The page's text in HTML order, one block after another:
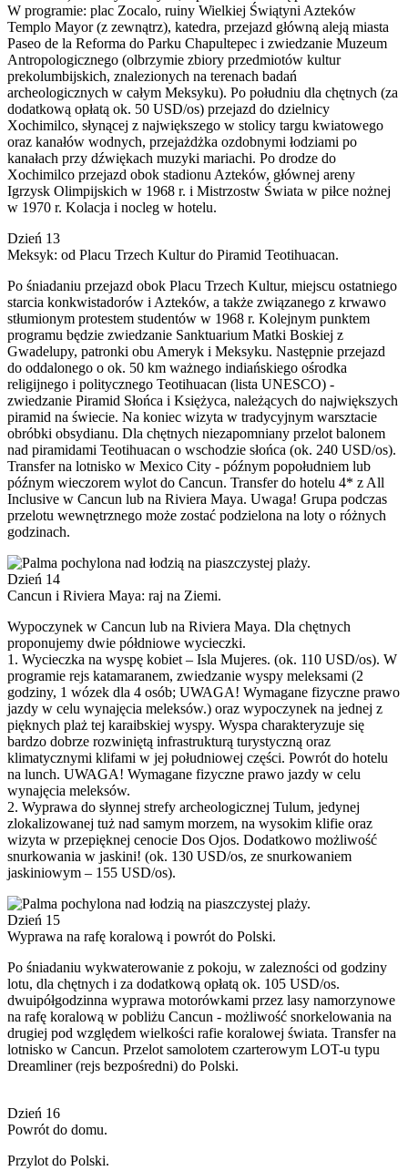
W programie: plac Zocalo, ruiny Wielkiej Świątyni Azteków
Templo Mayor (z zewnątrz), katedra, przejazd główną aleją miasta
Paseo de la Reforma do Parku Chapultepec i zwiedzanie Muzeum
Antropologicznego (olbrzymie zbiory przedmiotów kultur
prekolumbijskich, znalezionych na terenach badań
archeologicznych w całym Meksyku). Po południu dla chętnych (za
dodatkową opłatą ok. 50 USD/os) przejazd do dzielnicy
Xochimilco, słynącej z największego w stolicy targu kwiatowego
oraz kanałów wodnych, przejażdżka ozdobnymi łodziami po
kanałach przy dźwiękach muzyki mariachi. Po drodze do
Xochimilco przejazd obok stadionu Azteków, głównej areny
Igrzysk Olimpijskich w 1968 r. i Mistrzostw Świata w piłce nożnej
w 1970 r. Kolacja i nocleg w hotelu.
Dzień 13
Meksyk: od Placu Trzech Kultur do Piramid Teotihuacan.
Po śniadaniu przejazd obok Placu Trzech Kultur, miejscu ostatniego
starcia konkwistadorów i Azteków, a także związanego z krwawo
stłumionym protestem studentów w 1968 r. Kolejnym punktem
programu będzie zwiedzanie Sanktuarium Matki Boskiej z
Gwadelupy, patronki obu Ameryk i Meksyku. Następnie przejazd
do oddalonego o ok. 50 km ważnego indiańskiego ośrodka
religijnego i politycznego Teotihuacan (lista UNESCO) -
zwiedzanie Piramid Słońca i Księżyca, należących do największych
piramid na świecie. Na koniec wizyta w tradycyjnym warsztacie
obróbki obsydianu. Dla chętnych niezapomniany przelot balonem
nad piramidami Teotihuacan o wschodzie słońca (ok. 240 USD/os).
Transfer na lotnisko w Mexico City - późnym popołudniem lub
późnym wieczorem wylot do Cancun. Transfer do hotelu 4* z All
Inclusive w Cancun lub na Riviera Maya. Uwaga! Grupa podczas
przelotu wewnętrznego może zostać podzielona na loty o różnych
godzinach.
Dzień 14
Cancun i Riviera Maya: raj na Ziemi.
Wypoczynek w Cancun lub na Riviera Maya. Dla chętnych
proponujemy dwie półdniowe wycieczki.
1. Wycieczka na wyspę kobiet – Isla Mujeres. (ok. 110 USD/os). W
programie rejs katamaranem, zwiedzanie wyspy meleksami (2
godziny, 1 wózek dla 4 osób; UWAGA! Wymagane fizyczne prawo
jazdy w celu wynajęcia meleksów.) oraz wypoczynek na jednej z
pięknych plaż tej karaibskiej wyspy. Wyspa charakteryzuje się
bardzo dobrze rozwiniętą infrastrukturą turystyczną oraz
klimatycznymi klifami w jej południowej części. Powrót do hotelu
na lunch. UWAGA! Wymagane fizyczne prawo jazdy w celu
wynajęcia meleksów.
2. Wyprawa do słynnej strefy archeologicznej Tulum, jedynej
zlokalizowanej tuż nad samym morzem, na wysokim klifie oraz
wizyta w przepięknej cenocie Dos Ojos. Dodatkowo możliwość
snurkowania w jaskini! (ok. 130 USD/os, ze snurkowaniem
jaskiniowym – 155 USD/os).
Dzień 15
Wyprawa na rafę koralową i powrót do Polski.
Po śniadaniu wykwaterowanie z pokoju, w zalezności od godziny
lotu, dla chętnych i za dodatkową opłatą ok. 105 USD/os.
dwuipółgodzinna wyprawa motorówkami przez lasy namorzynowe
na rafę koralową w pobliżu Cancun - możliwość snorkelowania na
drugiej pod względem wielkości rafie koralowej świata. Transfer na
lotnisko w Cancun. Przelot samolotem czarterowym LOT-u typu
Dreamliner (rejs bezpośredni) do Polski.
Dzień 16
Powrót do domu.
Przylot do Polski.